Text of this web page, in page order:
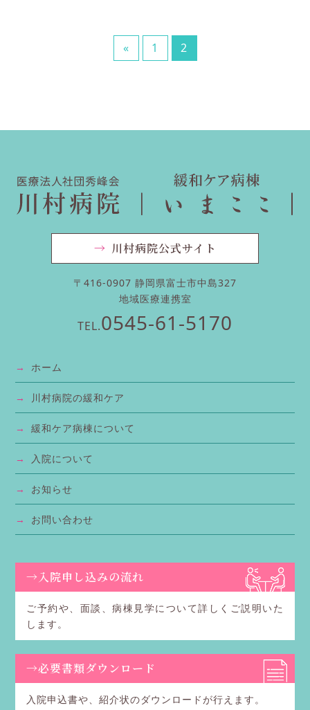
« 1 2
→ 川村病院公式サイト
〒416-0907 静岡県富士市中島327
地域医療連携室
TEL.0545-61-5170
→ ホーム
→ 川村病院の緩和ケア
→ 緩和ケア病棟について
→ 入院について
→ お知らせ
→ お問い合わせ
→入院申し込みの流れ
ご予約や、面談、病棟見学について詳しくご説明いた
します。
→必要書類ダウンロード
入院申込書や、紹介状のダウンロードが行えます。